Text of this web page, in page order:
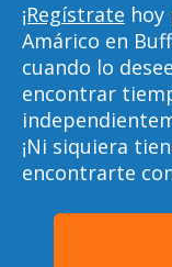
¡Regístrate hoy
Amárico en
cuando lo
encontrar
¡Ni siquiera
encontrarte